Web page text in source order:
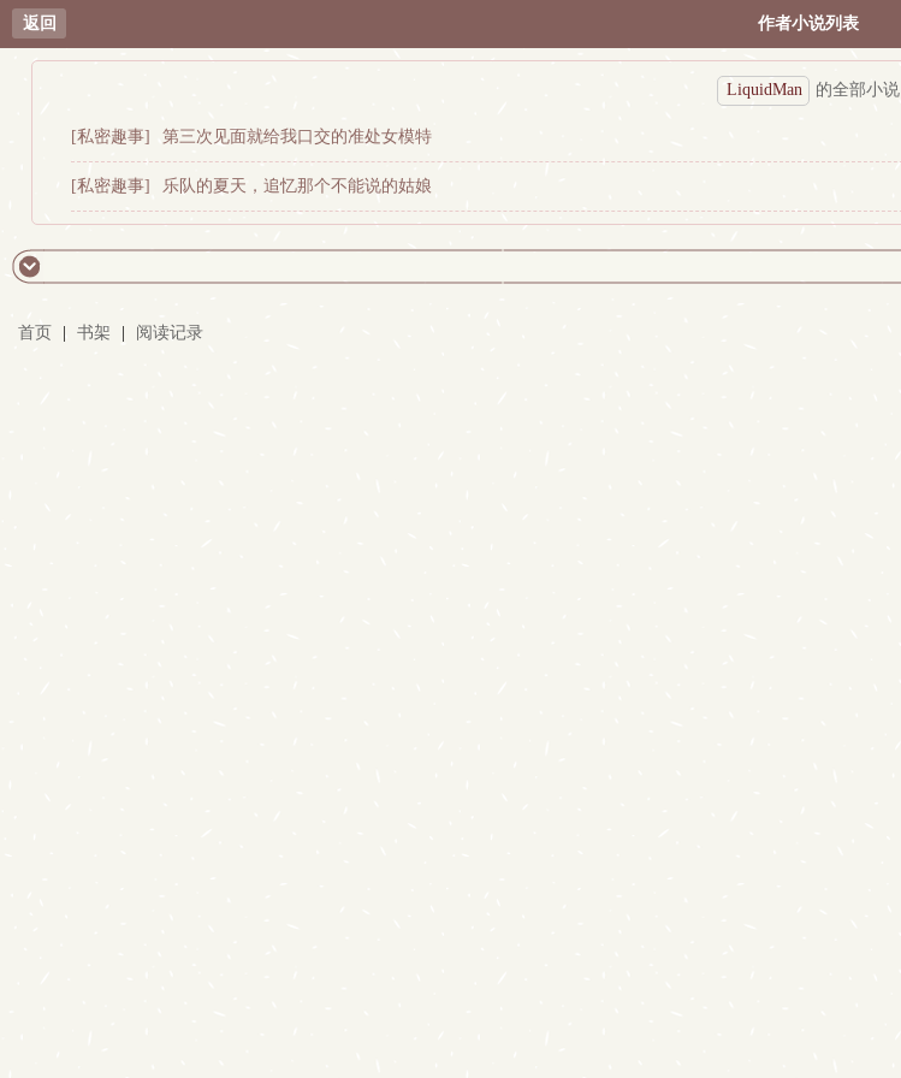
返回 作者小说列表
LiquidMan 的全部小说
[私密趣事] 第三次见面就给我口交的准处女模特
[私密趣事] 乐队的夏天，追忆那个不能说的姑娘
首页 书架 阅读记录